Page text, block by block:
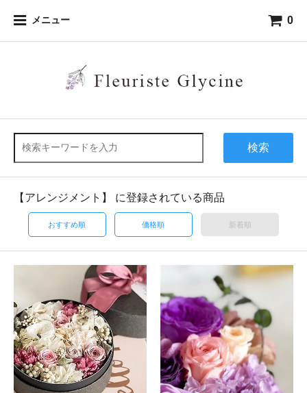
メニュー 0
検索
【アレンジメント】 に登録されている商品
おすすめ順 価格順 新着順